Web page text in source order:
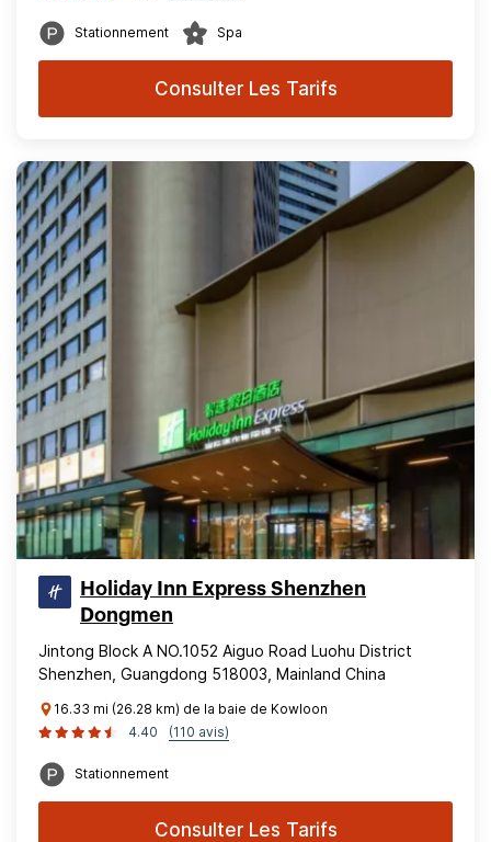
Stationnement Spa
Consulter Les Tarifs
Holiday Inn Express Shenzhen
Dongmen
Jintong Block A NO.1052 Aiguo Road Luohu District
Shenzhen, Guangdong 518003, Mainland China
16.33 mi (26.28 km) de la baie de Kowloon
4.40
(110 avis)
Stationnement
Consulter Les Tarifs